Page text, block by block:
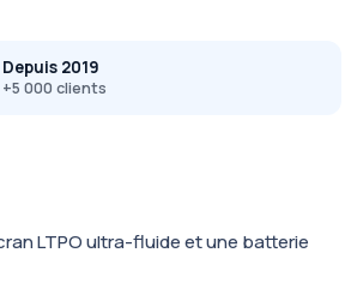
Depuis 2019
+5 000 clients
LTPO ultra-fluide et une batterie